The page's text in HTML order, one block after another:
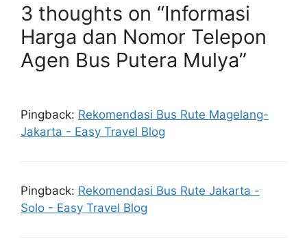
3 thoughts on “Informasi
Harga dan Nomor Telepon
Agen Bus Putera Mulya”
Pingback: Rekomendasi Bus Rute Magelang-
Jakarta - Easy Travel Blog
Pingback: Rekomendasi Bus Rute Jakarta -
Solo - Easy Travel Blog